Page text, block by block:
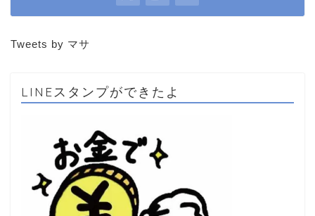
Tweets by マサ
LINEスタンプができたよ